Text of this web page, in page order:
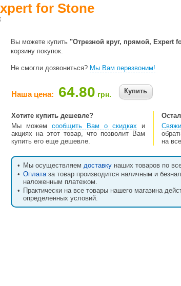
for Stone
Вы можете купить "Отрезной круг, прямой, Expert
корзину покупок.
Не смогли дозвониться? Мы Вам перезвоним!
Наша цена: 64.80 грн. Купить
Хотите купить дешевле?
Мы можем сообщить Вам о скидках и
акциях на этот товар, что позволит Вам
купить его еще дешевле.
на
• Мы осуществляем доставку наших товаров по
• Оплатаза товар производится наличным и
наложенным платежом.
• Практически на все товары нашего магазина
определенных условий.